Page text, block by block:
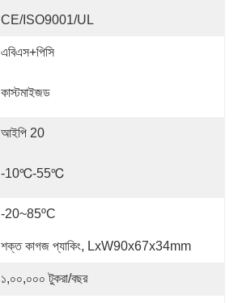
CE/ISO9001/UL
এবিএস+পিসি
কাস্টমাইজড
আইপি 20
-10℃-55℃
-20~85ºC
শক্ত কাগজ প্যাকিং, LxW90x67x34mm
১,০০,০০০ টুকরা/বছর